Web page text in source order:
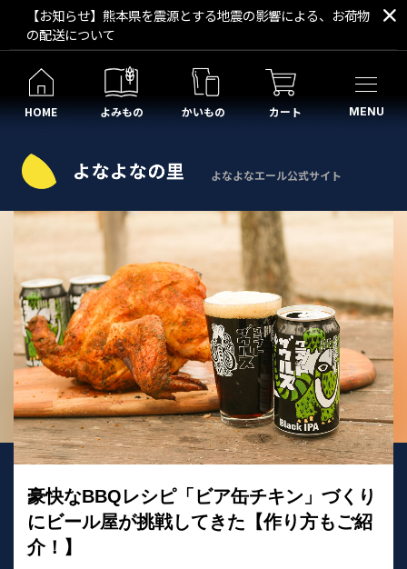
【お知らせ】熊本県を震源とする地震の影響による、お荷物
の配送について
HOME よみもの かいもの カート MENU
よなよなエール公式サイト
豪快なBBQレシピ「ビア缶チキン」づくり
にビール屋が挑戦してきた【作り方もご紹
介！】